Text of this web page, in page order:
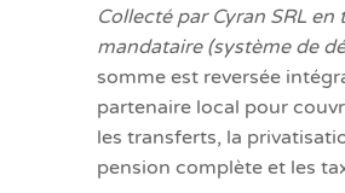
Collecté par Cyran SRL en
mandataire (système de
somme est reversée
partenaire local pour
les transferts, la
pension complète et les